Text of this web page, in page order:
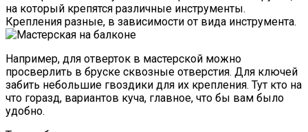
на который крепятся различные инструменты.
Крепления разные, в зависимости от вида инструмента.
Например, для отверток в мастерской можно
просверлить в бруске сквозные отверстия. Для ключей
забить небольшие гвоздики для их крепления. Тут кто на
что горазд, вариантов куча, главное, что бы вам было
удобно.